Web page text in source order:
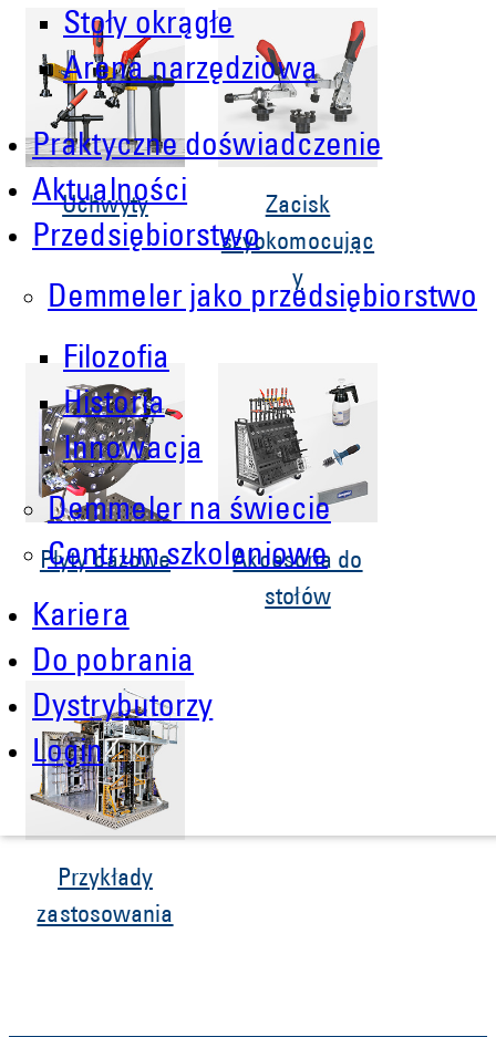
Stoły okrągłe
Arena narzędziowa
Praktyczne doświadczenie
Aktualności
Przedsiębiorstwo
Demmeler jako przedsiębiorstwo
Filozofia
Historia
Innowacja
Demmeler na świecie
Centrum szkoleniowe
Kariera
Do pobrania
Dystrybutorzy
Login
Uchwyty
Zacisk
szybkomocując
y
Płyty bazowe
Akcesoria do
stołów
Przykłady
zastosowania